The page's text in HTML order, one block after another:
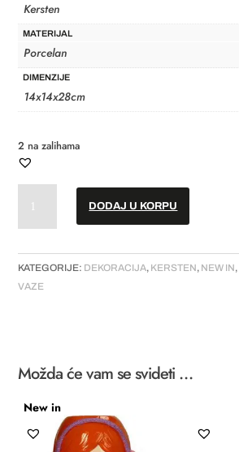
Kersten
MATERIJAL
Porcelan
DIMENZIJE
14x14x28cm
2 na zalihama
"Porcelain
količina
DODAJ U KORPU
KATEGORIJE: DEKORACIJA, KERSTEN, NEW IN,
VAZE
Možda će vam se svideti …
New in